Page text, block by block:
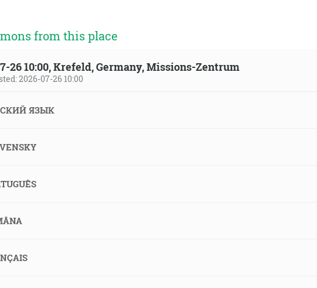
from this place
26 10:00, Krefeld, Germany, Missions-Zentrum
2026-07-26 10:00
ЯЗЫК